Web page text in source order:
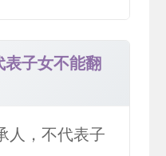
子女不能翻
人，不代表子